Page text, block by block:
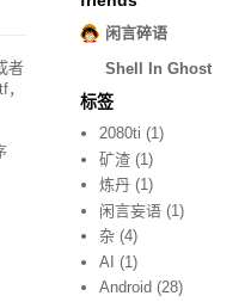
者
闲言碎语
Shell In Ghost
标签
2080ti (1)
矿渣 (1)
炼丹 (1)
闲言妄语 (1)
杂 (4)
AI (1)
Android (28)